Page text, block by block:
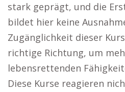
stark geprägt, und die
bildet hier keine
Zugänglichkeit dieser
richtige Richtung, um
lebensrettenden
Diese Kurse reagieren